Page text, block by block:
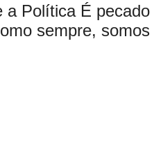
a Política É
sempre,